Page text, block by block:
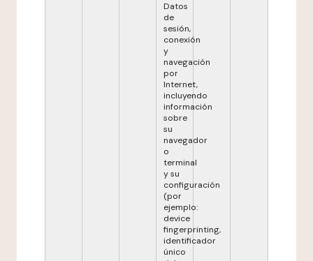
Datos
de
sesión,
conexión
y
navegación
por
Internet,
incluyendo
información
sobre
su
navegador
o
terminal
y su
configuración
(por
ejemplo:
device
fingerprinting,
identificador
único